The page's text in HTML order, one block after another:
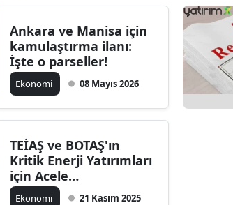
Ankara ve Manisa için
kamulaştırma ilanı:
İşte o parseller!
Ekonomi 08 Mayıs 2026
TEİAŞ ve BOTAŞ'ın
Kritik Enerji Yatırımları
için Acele
Kamulaştırma Hamlesi
Ekonomi 21 Kasım 2025